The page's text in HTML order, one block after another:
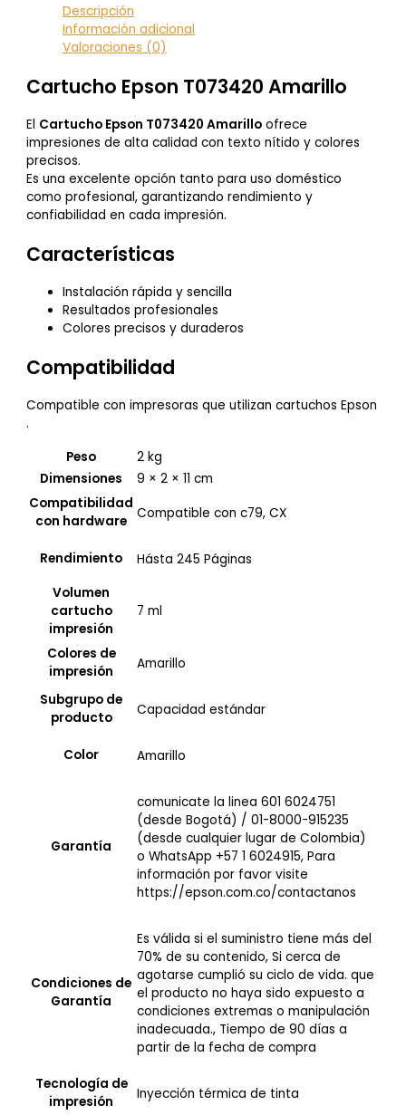
Descripción
Información adicional
Valoraciones (0)
Cartucho Epson T073420 Amarillo
El Cartucho Epson T073420 Amarillo ofrece
impresiones de alta calidad con texto nítido y colores
precisos.
Es una excelente opción tanto para uso doméstico
como profesional, garantizando rendimiento y
confiabilidad en cada impresión.
Características
Instalación rápida y sencilla
Resultados profesionales
Colores precisos y duraderos
Compatibilidad
Compatible con impresoras que utilizan cartuchos Epson
.
Peso
2 kg
Dimensiones
9 × 2 × 11 cm
Compatibilidad
con hardware Compatible con c79, CX
Rendimiento
Hásta 245 Páginas
Volumen
cartucho
impresión
7 ml
Colores de
impresión
Amarillo
Subgrupo de
producto
Capacidad estándar
Color Amarillo
Garantía
comunicate la linea 601 6024751
(desde Bogotá) / 01-8000-915235
(desde cualquier lugar de Colombia)
o WhatsApp +57 1 6024915, Para
información por favor visite
https://epson.com.co/contactanos
Condiciones de
Garantía
Es válida si el suministro tiene más del
70% de su contenido, Si cerca de
agotarse cumplió su ciclo de vida. que
el producto no haya sido expuesto a
condiciones extremas o manipulación
inadecuada., Tiempo de 90 días a
partir de la fecha de compra
Tecnología de
impresión
Inyección térmica de tinta